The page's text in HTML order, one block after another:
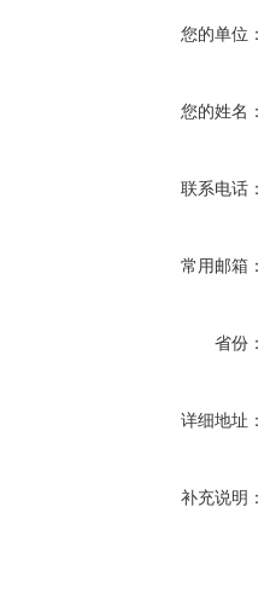
您的单位：
您的姓名：
联系电话：
常用邮箱：
省份：
详细地址：
补充说明：